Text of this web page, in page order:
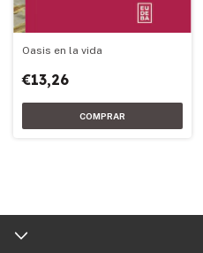
Oasis en la vida
€13,26